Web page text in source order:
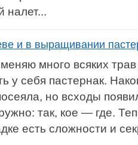
налет...
и в выращивании
много всяких
у себя пастернак.
но всходы
так, кое — где.
есть сложности и